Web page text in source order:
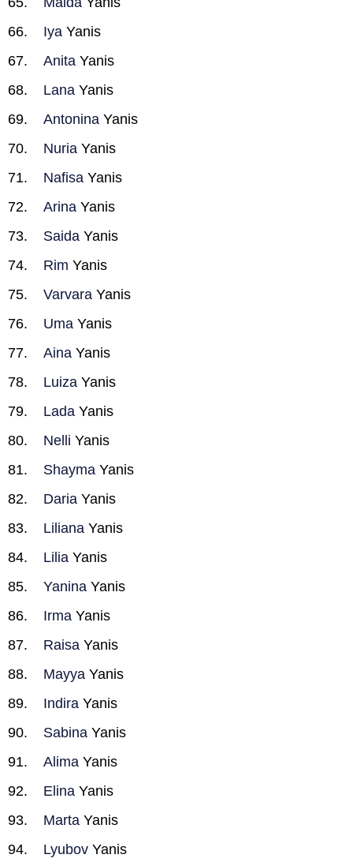
Iya Yanis
Anita Yanis
Lana Yanis
Antonina Yanis
Nuria Yanis
Nafisa Yanis
Arina Yanis
Saida Yanis
Rim Yanis
Varvara Yanis
Uma Yanis
Aina Yanis
Luiza Yanis
Lada Yanis
Nelli Yanis
Shayma Yanis
Daria Yanis
Liliana Yanis
Lilia Yanis
Yanina Yanis
Irma Yanis
Raisa Yanis
Mayya Yanis
Indira Yanis
Sabina Yanis
Alima Yanis
Elina Yanis
Marta Yanis
Lyubov Yanis